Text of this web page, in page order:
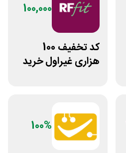
100,000
کد تخفیف 100
هزاری غیراول خرید
100%